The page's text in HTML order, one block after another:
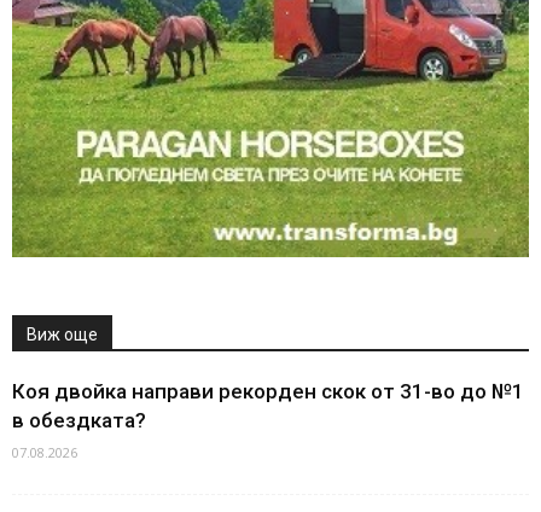
Виж още
Коя двойка направи рекорден скок от 31-во до №1
в обездката?
07.08.2026